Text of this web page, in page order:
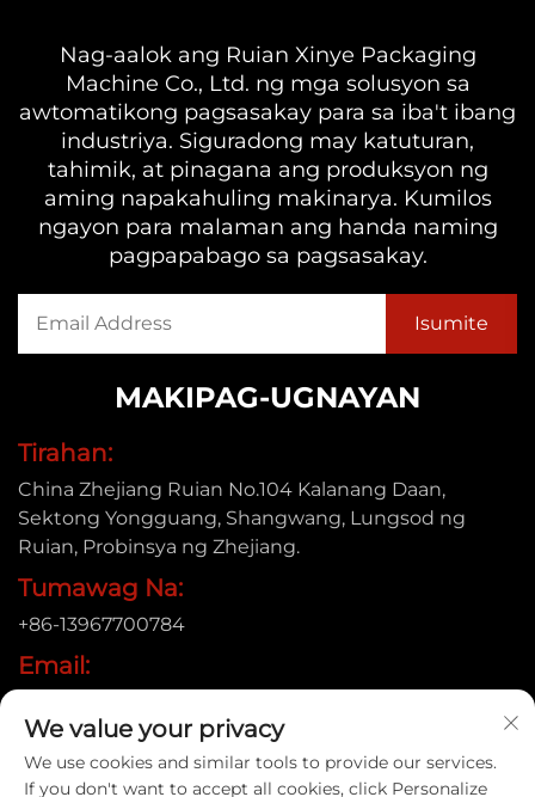
Nag-aalok ang Ruian Xinye Packaging
Machine Co., Ltd. ng mga solusyon sa
awtomatikong pagsasakay para sa iba't ibang
industriya. Siguradong may katuturan,
tahimik, at pinagana ang produksyon ng
aming napakahuling makinarya. Kumilos
ngayon para malaman ang handa naming
pagpapabago sa pagsasakay.
MAKIPAG-UGNAYAN
Tirahan:
China Zhejiang Ruian No.104 Kalanang Daan,
Sektong Yongguang, Shangwang, Lungsod ng
Ruian, Probinsya ng Zhejiang.
Tumawag Na:
+86-13967700784
Email:
We value your privacy
We use cookies and similar tools to provide our services.
If you don't want to accept all cookies, click Personalize